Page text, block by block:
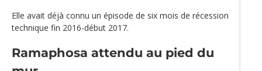
Elle avait déjà connu un épisode de six mois de récession
technique fin 2016-début 2017.
Ramaphosa attendu au pied du